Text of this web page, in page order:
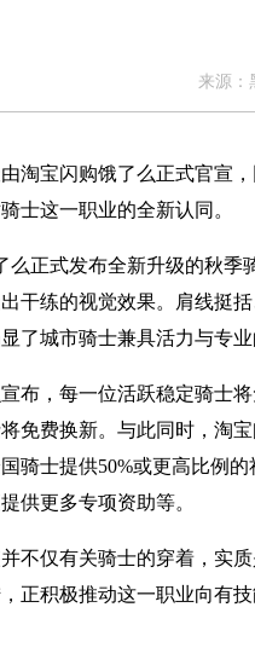
来源
淘宝闪购饿了么正式官宣
士这一职业的全新认同。
么正式发布全新升级的秋
干练的视觉效果。肩线挺
了城市骑士兼具活力与专业
布，每一位活跃稳定骑士
免费换新。与此同时，淘
骑士提供50%或更高比例
供更多专项资助等。
不仅有关骑士的穿着，实
正积极推动这一职业向有